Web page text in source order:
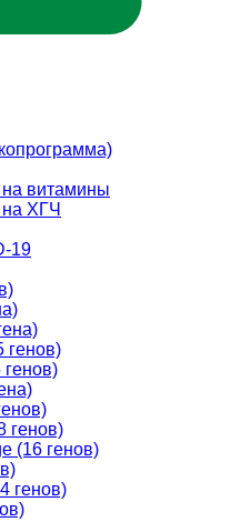
витамины
ХГЧ
19
генов)
генов)
(16 генов)
генов)